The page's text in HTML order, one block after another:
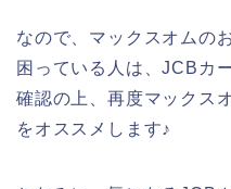
なので、マックスオムの
困っている人は、JCBカ
確認の上、再度マックス
をオススメします♪